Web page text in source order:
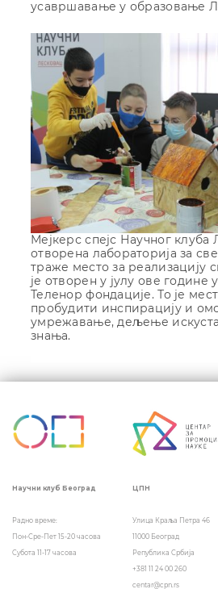
усавршавање у образовање
Мејкерс спејс Научног клуба
отворена лабораториjа за
траже место за реализацију
је отворен у јулу ове године
Теленор фондације. То је
пробудити инспирациjу и
умрежавање, дељење
знања.
Кретање
Научни клуб Београд
Радно време:
Пон-Сре-Пет 15-20 часова
Субота 11-17 часова
ЦПН
Улица Краља Петра 46
11000 Београд
Република Србија
+381 11 24 00 260
centar@cpn.rs